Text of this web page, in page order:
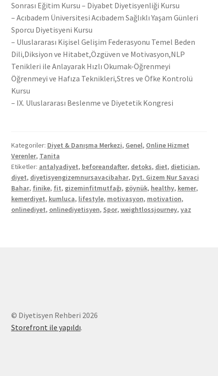
Sonrası Eğitim Kursu – Diyabet Diyetisyenliği Kursu
– Acıbadem Üniversitesi Acıbadem Sağlıklı Yaşam Günleri
Sporcu Diyetisyeni Kursu
– Uluslararası Kişisel Gelişim Federasyonu Temel Beden
Dili,Diksiyon ve Hitabet,Özgüven ve Motivasyon,NLP
Tenikleri ile Anlayarak Hızlı Okumak-Öğrenmeyi
Öğrenmeyi ve Hafıza Teknikleri,Stres ve Öfke Kontrolü
Kursu
– IX. Uluslararası Beslenme ve Diyetetik Kongresi
Kategoriler: Diyet & Danışma Merkezi, Genel, Online Hizmet
Verenler, Tanita
Etiketler: antalyadiyet, beforeandafter, detoks, diet, dietician,
diyet, diyetisyengizemnursavacibahar, Dyt. Gizem Nur Savaci
Bahar, finike, fit, gizeminfitmutfağı, göynük, healthy, kemer,
kemerdiyet, kumluca, lifestyle, motivasyon, motivation,
onlinediyet, onlinediyetisyen, Spor, weightlossjourney, yaz
© Diyetisyen Rehberi 2026
Storefront ile yapıldı.